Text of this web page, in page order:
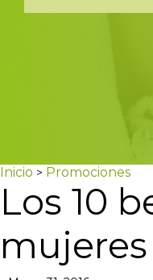
Inicio > Promociones
Los 10